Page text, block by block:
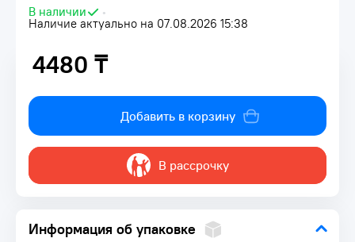
В наличии
•
Наличие актуально на 07.08.2026 15:38
4480 ₸
4480 ₸
Добавить в корзину
В рассрочку
Информация об упаковке